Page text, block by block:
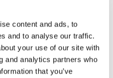
content and ads, to
and to analyse our traffic.
your use of our site with
and analytics partners who
that you’ve